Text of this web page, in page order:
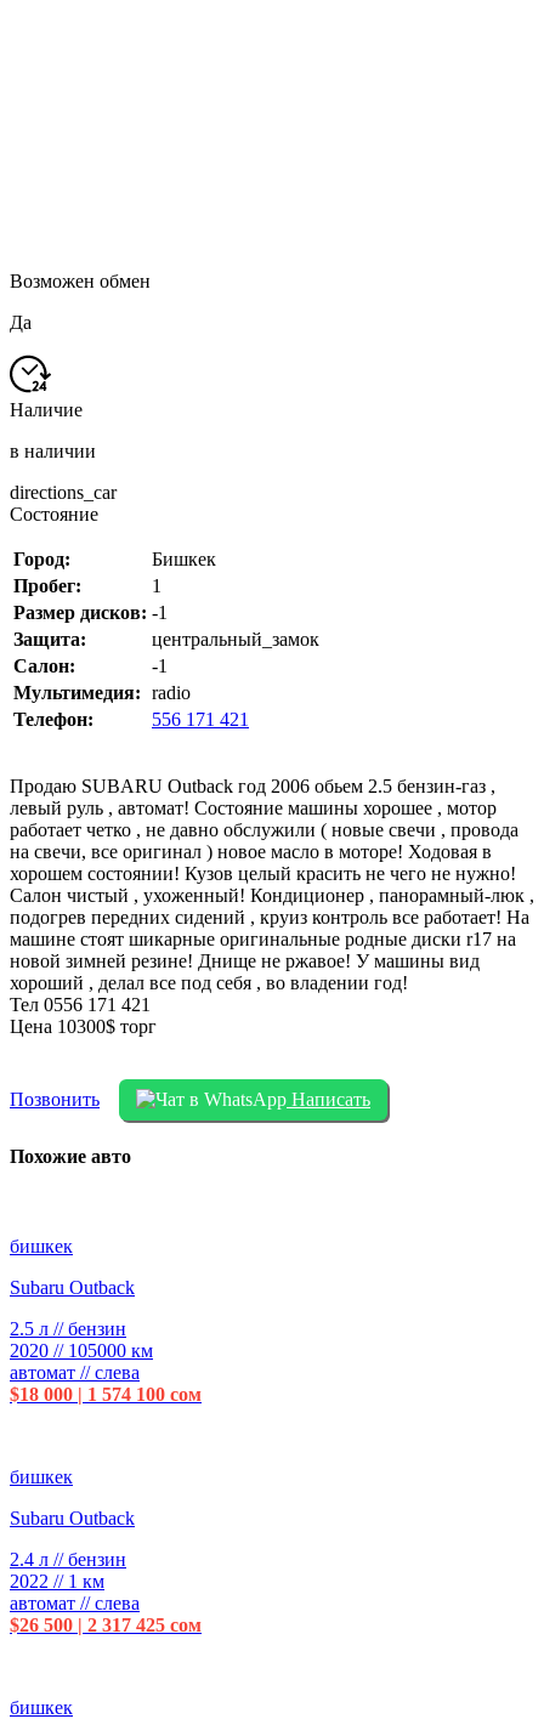
Возможен обмен
Да
Наличие
в наличии
directions_car
Состояние
Город:
Бишкек
Пробег:
1
Размер дисков: -1
Защита:
центральный_замок
Салон:
-1
Мультимедия: radio
Телефон:
556 171 421
Продаю SUBARU Outback год 2006 обьем 2.5 бензин-газ ,
левый руль , автомат! Состояние машины хорошее , мотор
работает четко , не давно обслужили ( новые свечи , провода
на свечи, все оригинал ) новое масло в моторе! Ходовая в
хорошем состоянии! Кузов целый красить не чего не нужно!
Салон чистый , ухоженный! Кондиционер , панорамный-люк ,
подогрев передних сидений , круиз контроль все работает! На
машине стоят шикарные оригинальные родные диски r17 на
новой зимней резине! Днище не ржавое! У машины вид
хороший , делал все под себя , во владении год!
Тел 0556 171 421
Цена 10300$ торг
Позвонить Написать
Похожие авто
бишкек
Subaru Outback
2.5 л // бензин
2020 // 105000 км
автомат // слева
$18 000 | 1 574 100 сом
бишкек
Subaru Outback
2.4 л // бензин
2022 // 1 км
автомат // слева
$26 500 | 2 317 425 сом
бишкек